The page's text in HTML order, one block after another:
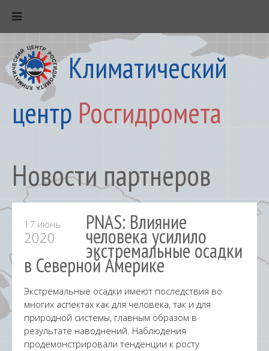
Климатический
центр Росгидромета
Новости партнеров
17 июнь
2020
PNAS: Влияние
человека усилило
экстремальные осадки
в Северной Америке
Экстремальные осадки имеют последствия во
многих аспектах как для человека, так и для
природной системы, главным образом в
результате наводнений. Наблюдения
продемонстрировали тенденции к росту